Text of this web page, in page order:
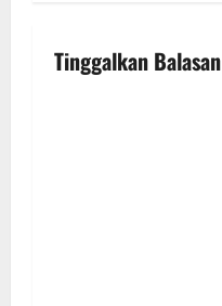
i
Tinggalkan Balasan